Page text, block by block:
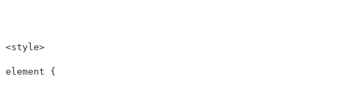
<style>
element {